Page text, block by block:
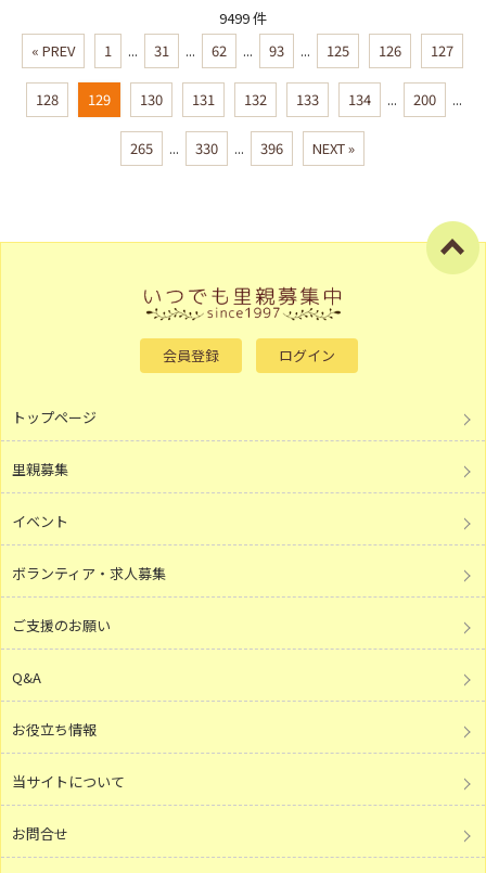
9499 件
« PREV
1 ... 31 ... 62 ... 93 ... 125 126 127
128 129 130 131 132 133 134 ... 200 ...
265 ... 330 ... 396 NEXT »
会員登録 ログイン
トップページ
里親募集
イベント
ボランティア・求人募集
ご支援のお願い
Q&A
お役立ち情報
当サイトについて
お問合せ